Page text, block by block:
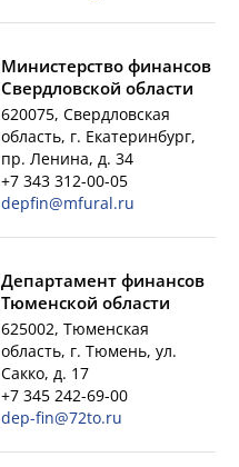
Министерство финансов
Свердловской области
620075, Свердловская
область, г. Екатеринбург,
пр. Ленина, д. 34
+7 343 312-00-05
depfin@mfural.ru
Департамент финансов
Тюменской области
625002, Тюменская
область, г. Тюмень, ул.
Сакко, д. 17
+7 345 242-69-00
dep-fin@72to.ru